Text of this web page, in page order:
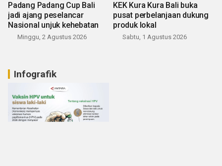
Padang Padang Cup Bali
jadi ajang peselancar
Nasional unjuk kehebatan
Minggu, 2 Agustus 2026
KEK Kura Kura Bali buka
pusat perbelanjaan dukung
produk lokal
Sabtu, 1 Agustus 2026
Infografik